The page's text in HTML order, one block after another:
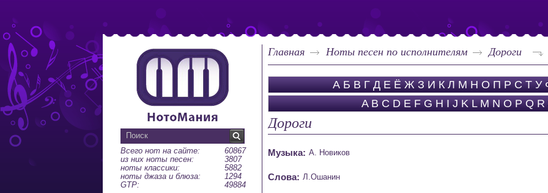
Главная Ноты песен по исполнителям Дороги
А Б В Г Д Е Ё Ж З И К Л М Н О П Р С Т У
A B C D E F G H I J K L M N O P Q R
Дороги
Музыка: А. Новиков
Слова: Л.Ошанин
Всего нот на сайте:
60867
из них ноты песен:
3807
ноты классики:
5882
ноты джаза и блюза:
1294
GTP:
49884